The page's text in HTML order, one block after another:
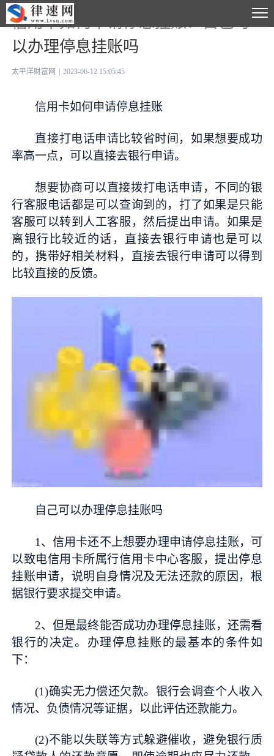
信用卡如何申请停息挂账？自己可
以办理停息挂账吗
太平洋财富网 2023-06-12 15:05:45
信用卡如何申请停息挂账
直接打电话申请比较省时间，如果想要成功
率高一点，可以直接去银行申请。
想要协商可以直接拨打电话申请，不同的银
行客服电话都是可以查询到的，打了如果是只能
客服可以转到人工客服，然后提出申请。如果是
离银行比较近的话，直接去银行申请也是可以
的，携带好相关材料，直接去银行申请可以得到
比较直接的反馈。
自己可以办理停息挂账吗
1、信用卡还不上想要办理申请停息挂账，可
以致电信用卡所属行信用卡中心客服，提出停息
挂账申请，说明自身情况及无法还款的原因，根
据银行要求提交申请。
2、但是最终能否成功办理停息挂账，还需看
银行的决定。办理停息挂账的最基本的条件如
下：
(1)确实无力偿还欠款。银行会调查个人收入
情况、负债情况等证据，以此评估还款能力。
(2)不能以失联等方式躲避催收，避免银行质